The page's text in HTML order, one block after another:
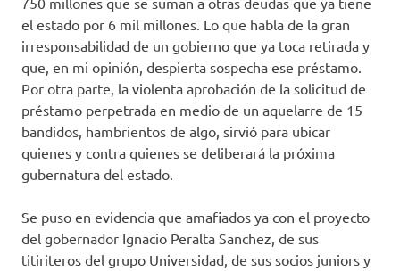
el estado por 6 mil millones. Lo que habla de la gran
irresponsabilidad de un gobierno que ya toca retirada y
que, en mi opinión, despierta sospecha ese préstamo.
Por otra parte, la violenta aprobación de la solicitud de
préstamo perpetrada en medio de un aquelarre de 15
bandidos, hambrientos de algo, sirvió para ubicar
quienes y contra quienes se deliberará la próxima
gubernatura del estado.
Se puso en evidencia que amafiados ya con el proyecto
del gobernador Ignacio Peralta Sanchez, de sus
titiriteros del grupo Universidad, de sus socios juniors y